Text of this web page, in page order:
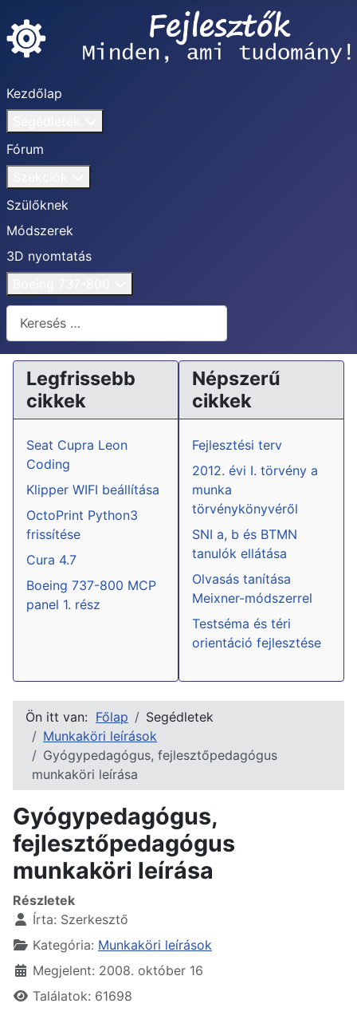
Kezdőlap
Fórum
Szülőknek
Módszerek
3D nyomtatás
Keresés...
Legfrissebb
cikkek
Seat Cupra Leon
Coding
Klipper WIFI beállítása
OctoPrint Python3
frissítése
Cura 4.7
Boeing 737-800 MCP
panel 1. rész
Népszerű
cikkek
Fejlesztési terv
2012. évi I. törvény a
munka
törvénykönyvéről
SNI a, b és BTMN
tanulók ellátása
Olvasás tanítása
Meixner-módszerrel
Testséma és téri
orientáció fejlesztése
Ön itt van: Főlap
Segédletek
Munkaköri leírások
Gyógypedagógus, fejlesztőpedagógus
munkaköri leírása
Gyógypedagógus,
fejlesztőpedagógus
munkaköri leírása
Részletek
Írta: Szerkesztő
Kategória: Munkaköri leírások
Megjelent: 2008. október 16
Találatok: 61698